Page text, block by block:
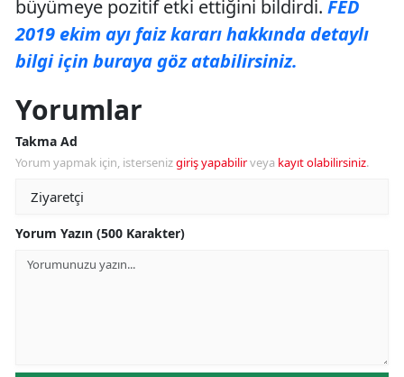
büyümeye pozitif etki ettiğini bildirdi. FED
2019 ekim ayı faiz kararı hakkında detaylı
bilgi için buraya göz atabilirsiniz.
Yorumlar
Takma Ad
Yorum yapmak için, istersenizgiriş yapabilirveya kayıt olabilirsiniz.
Yorum Yazın (500 Karakter)